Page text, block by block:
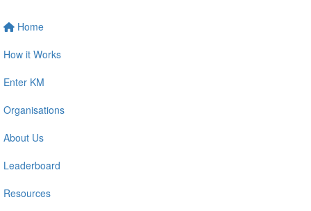
Home
How it Works
Enter KM
Organisations
About Us
Leaderboard
Resources